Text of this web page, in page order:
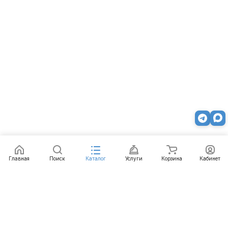
Главная Поиск Каталог Услуги Корзина Кабинет